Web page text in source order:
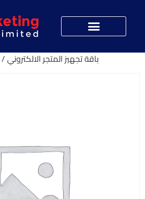
/ باقة تجهيز المتجر الالكتروني